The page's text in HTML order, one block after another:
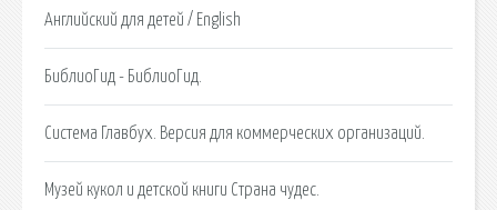
Английский для детей / English
БиблиоГид - БиблиоГид.
Система Главбух. Версия для коммерческих организаций.
Музей кукол и детской книги Страна чудес.